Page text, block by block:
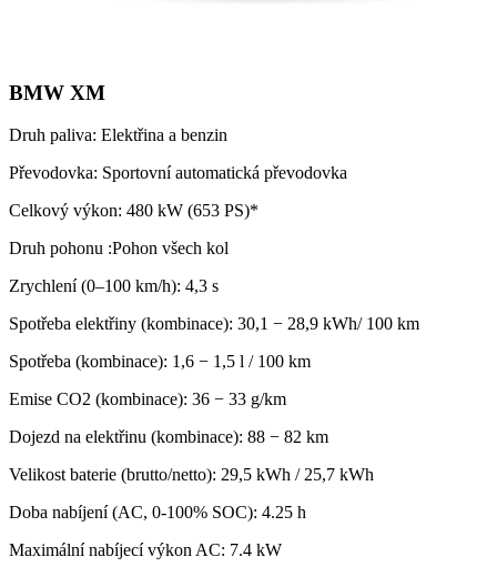
BMW XM
Druh paliva: Elektřina a benzin
Převodovka: Sportovní automatická převodovka
Celkový výkon: 480 kW (653 PS)*
Druh pohonu :Pohon všech kol
Zrychlení (0–100 km/h): 4,3 s
Spotřeba elektřiny (kombinace): 30,1 − 28,9 kWh/ 100 km
Spotřeba (kombinace): 1,6 − 1,5 l / 100 km
Emise CO2 (kombinace): 36 − 33 g/km
Dojezd na elektřinu (kombinace): 88 − 82 km
Velikost baterie (brutto/netto): 29,5 kWh / 25,7 kWh
Doba nabíjení (AC, 0-100% SOC): 4.25 h
Maximální nabíjecí výkon AC: 7.4 kW